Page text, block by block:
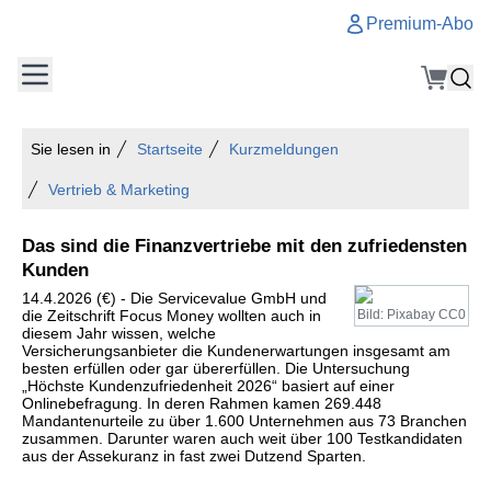
Premium-Abo
Sie lesen in Startseite Kurzmeldungen
Vertrieb & Marketing
Das sind die Finanzvertriebe mit den zufriedensten
Kunden
Bild: Pixabay CC0
14.4.2026 (€) - Die Servicevalue GmbH und
die Zeitschrift Focus Money wollten auch in
diesem Jahr wissen, welche
Versicherungsanbieter die Kundenerwartungen insgesamt am
besten erfüllen oder gar übererfüllen. Die Untersuchung
„Höchste Kundenzufriedenheit 2026“ basiert auf einer
Onlinebefragung. In deren Rahmen kamen 269.448
Mandantenurteile zu über 1.600 Unternehmen aus 73 Branchen
zusammen. Darunter waren auch weit über 100 Testkandidaten
aus der Assekuranz in fast zwei Dutzend Sparten.